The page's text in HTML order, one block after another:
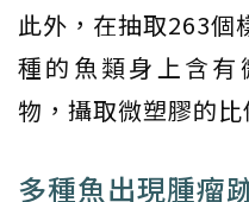
此外，在抽取263個
種的魚類身上含
物，攝取微塑膠的
多種魚出現腫瘤